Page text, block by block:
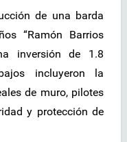
de una barda
“Ramón Barrios
inversión de 1.8
incluyeron la
de muro, pilotes
y protección de